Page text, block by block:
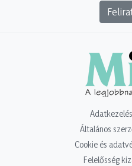
Általános
Cookie és
Felelősség